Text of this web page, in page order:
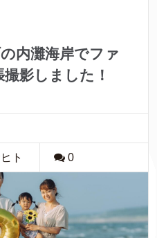
内灘海岸でファ
影しました！
ト 0